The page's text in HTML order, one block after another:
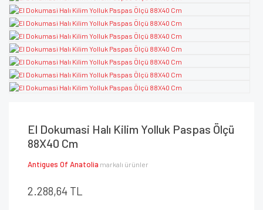
El Dokumasi Halı Kilim Yolluk Paspas Ölçü
88X40 Cm
Antigues Of Anatolia markalı ürünler
2.288,64 TL